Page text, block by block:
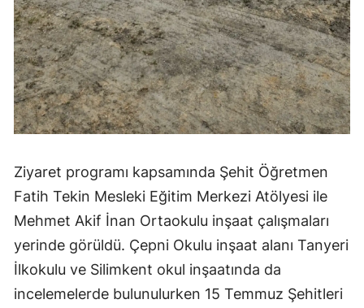
Malatya
Manisa
Kahramanmaraş
Mardin
Muş
Nevşehir
Ordu
Ziyaret programı kapsamında Şehit Öğretmen
Fatih Tekin Mesleki Eğitim Merkezi Atölyesi ile
Mehmet Akif İnan Ortaokulu inşaat çalışmaları
yerinde görüldü. Çepni Okulu inşaat alanı Tanyeri
İlkokulu ve Silimkent okul inşaatında da
incelemelerde bulunulurken 15 Temmuz Şehitleri